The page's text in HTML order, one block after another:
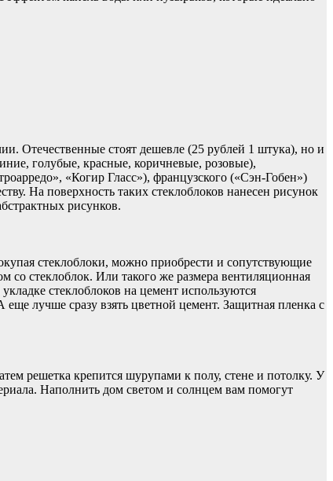
Отечественные стоят дешевле (25 рублей 1 штука), но и
голубые, красные, коричневые, розовые),
«Когир Гласс»), французского («Сэн-Гобен»)
На поверхность таких стеклоблоков нанесен рисунок
рисунков.
стеклоблоки, можно приобрести и сопутствующие
со стеклоблок. Или такого же размера вентиляционная
стеклоблоков на цемент используются
лучше сразу взять цветной цемент. Защитная пленка с
решетка крепится шурупами к полу, стене и потолку. У
Наполнить дом светом и солнцем вам помогут